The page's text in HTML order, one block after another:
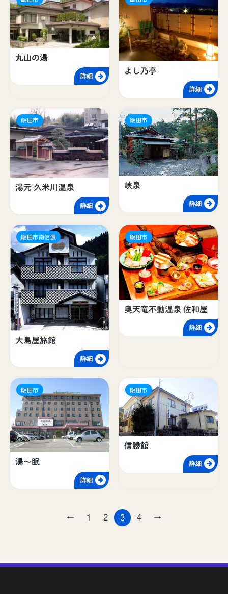
丸山の湯
詳細
よし乃亭
詳細
飯田市
湯元 久米川温泉
詳細
飯田市
峡泉
詳細
飯田市南信濃
大島屋旅館
詳細
飯田市
奥天竜不動温泉 佐和屋
詳細
飯田市
湯～眠
詳細
飯田市
信勝館
詳細
← 1 2 3 4 →